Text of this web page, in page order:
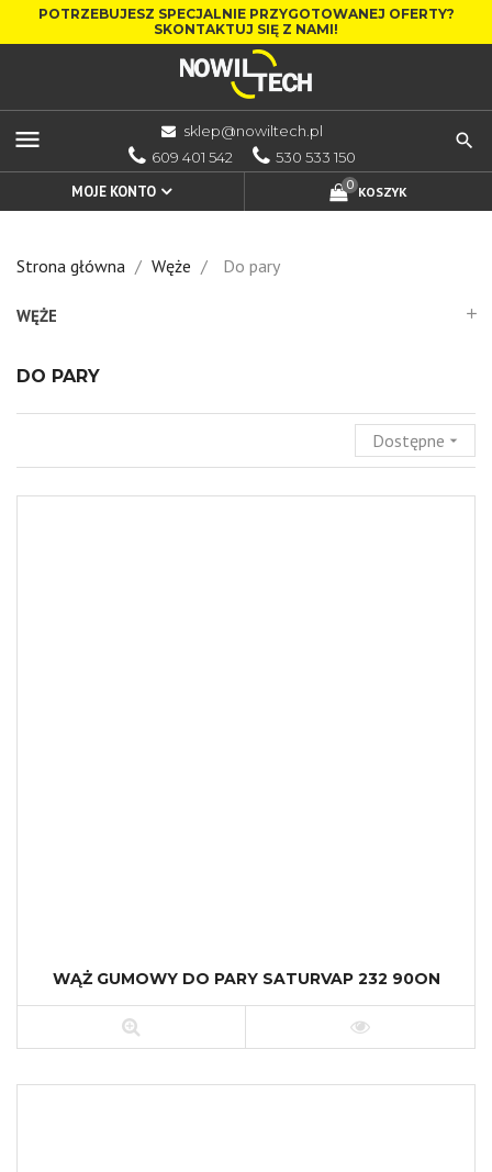
POTRZEBUJESZ SPECJALNIE PRZYGOTOWANEJ OFERTY?
SKONTAKTUJ SIĘ Z NAMI!
menu
sklep@nowiltech.pl
609 401 542
530 533 150
KOSZYK
0
MOJE KONTO
Strona główna Węże Do pary
WĘŻE add
DO PARY
Dostępne arrow_drop_down
WĄŻ GUMOWY DO PARY SATURVAP 232 90ON